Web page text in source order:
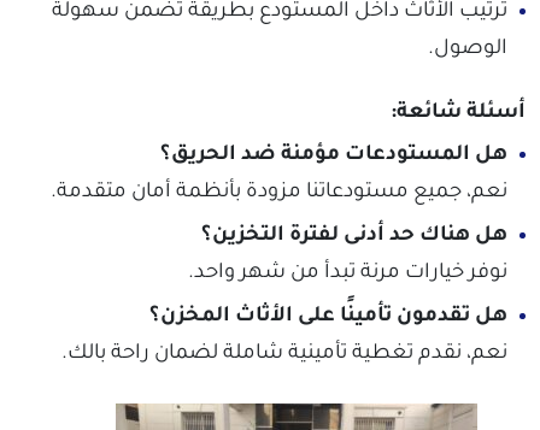
ترتيب الأثاث داخل المستودع بطريقة تضمن سهولة
الوصول.
أسئلة شائعة:
هل المستودعات مؤمنة ضد الحريق؟
نعم، جميع مستودعاتنا مزودة بأنظمة أمان متقدمة.
هل هناك حد أدنى لفترة التخزين؟
نوفر خيارات مرنة تبدأ من شهر واحد.
هل تقدمون تأمينًا على الأثاث المخزن؟
نعم، نقدم تغطية تأمينية شاملة لضمان راحة بالك.